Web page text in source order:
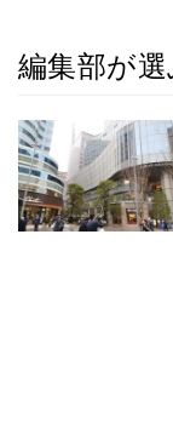
編集部が